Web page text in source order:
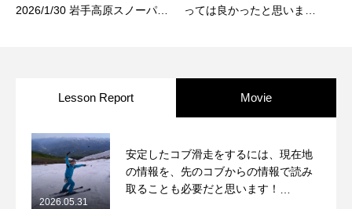
2026/1/30 岩手高原スノーパー
っては良かったと思いま
Lesson Report Movie
安定したコブ滑走をするには、現在地
の情報を、先のコブからの情報で読み
取ることも必要だと思います！
2026.05.31